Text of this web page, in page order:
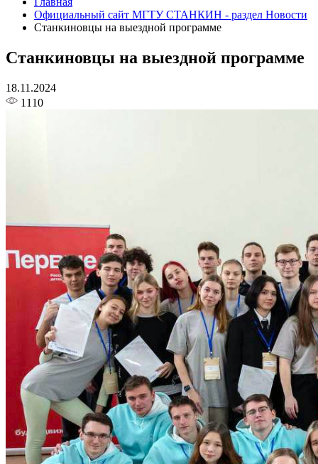
Официальный сайт МГТУ СТАНКИН - раздел Новости
Станкиновцы на выездной программе
Станкиновцы на выездной программе
18.11.2024
1110